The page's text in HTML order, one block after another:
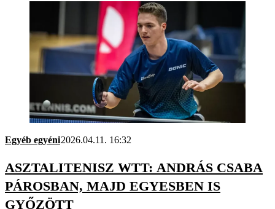
Egyéb egyéni2026.04.11. 16:32
ASZTALITENISZ WTT: ANDRÁS CSABA
PÁROSBAN, MAJD EGYESBEN IS
GYŐZÖTT